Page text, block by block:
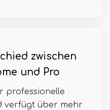
zwischen
und Pro
professionelle
verfügt über mehr